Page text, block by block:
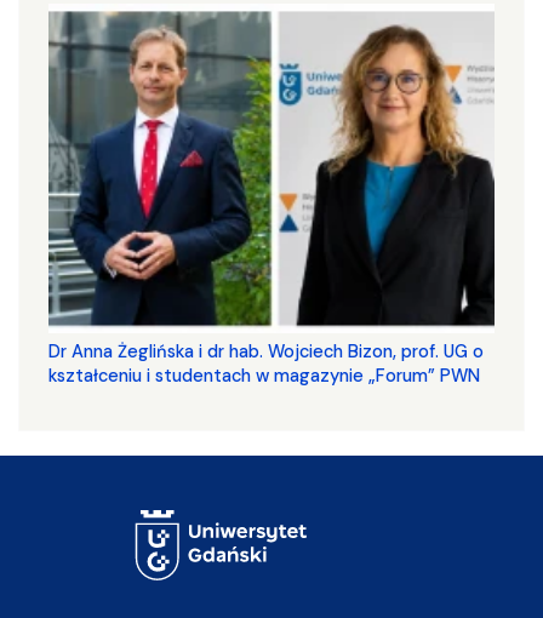
​​​​​​​Dr Anna Żeglińska i dr hab. Wojciech Bizon, prof. UG o
kształceniu i studentach w magazynie „Forum” PWN